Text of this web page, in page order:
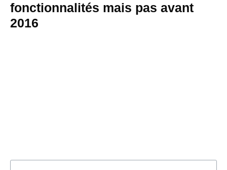
fonctionnalités mais pas avant
2016